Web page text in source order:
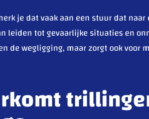
je dat vaak aan een stuur dat
leiden tot gevaarlijke situaties en
de wegligging, maar zorgt ook voor